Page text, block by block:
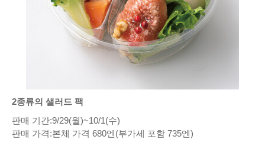
2종류의 샐러드 팩
판매 기간:9/29(월)~10/1(수)
판매 가격:본체 가격 680엔(부가세 포함 735엔)